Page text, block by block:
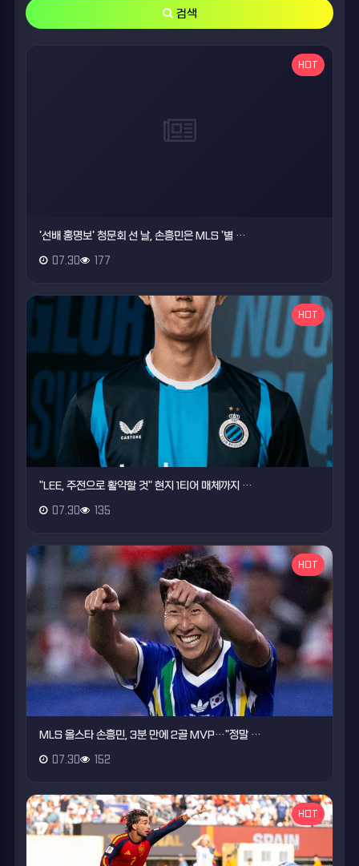
검색
HOT
'선배 홍명보' 청문회 선 날, 손흥민은 MLS '별 …
07.30 177
HOT
"LEE, 주전으로 활약할 것" 현지 1티어 매체까지 …
07.30 135
HOT
MLS 올스타 손흥민, 3분 만에 2골 MVP…"정말 …
07.30 152
HOT